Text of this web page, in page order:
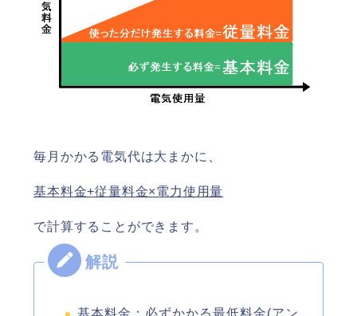
毎月かかる電気代は大まかに、
基本料金+従量料金×電力使用量
で計算することができます。